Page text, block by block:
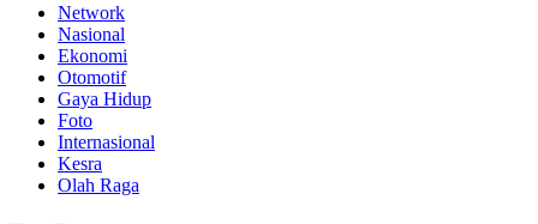
Network
Nasional
Ekonomi
Otomotif
Gaya Hidup
Foto
Internasional
Kesra
Olah Raga